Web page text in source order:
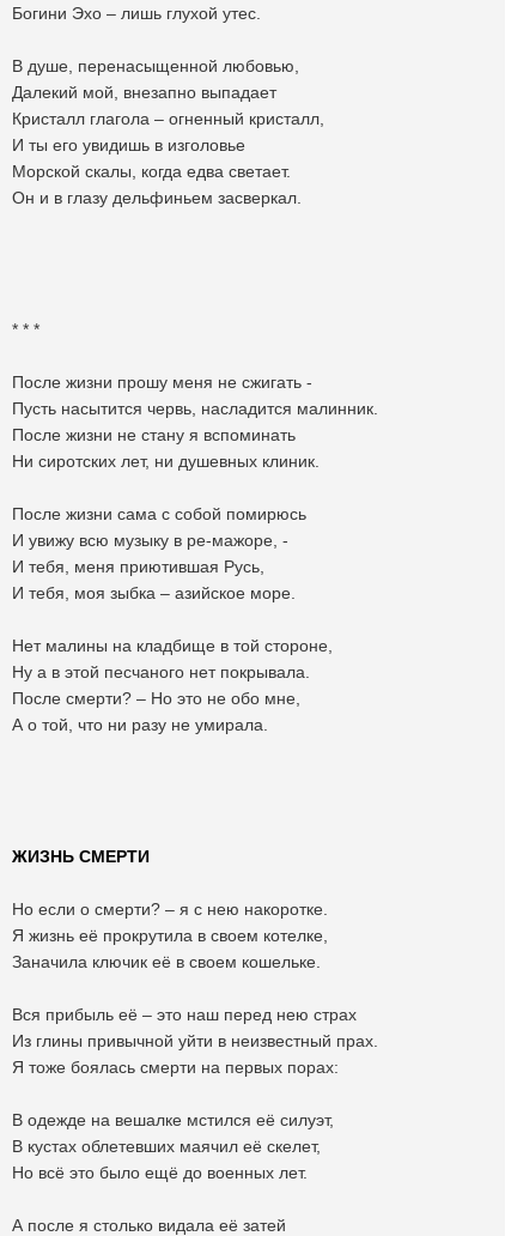
Богини Эхо – лишь глухой утес.
В душе, перенасыщенной любовью,
Далекий мой, внезапно выпадает
Кристалл глагола – огненный кристалл,
И ты его увидишь в изголовье
Морской скалы, когда едва светает.
Он и в глазу дельфиньем засверкал.
* * *
После жизни прошу меня не сжигать -
Пусть насытится червь, насладится малинник.
После жизни не стану я вспоминать
Ни сиротских лет, ни душевных клиник.
После жизни сама с собой помирюсь
И увижу всю музыку в ре-мажоре, -
И тебя, меня приютившая Русь,
И тебя, моя зыбка – азийское море.
Нет малины на кладбище в той стороне,
Ну а в этой песчаного нет покрывала.
После смерти? – Но это не обо мне,
А о той, что ни разу не умирала.
ЖИЗНЬ СМЕРТИ
Но если о смерти? – я с нею накоротке.
Я жизнь её прокрутила в своем котелке,
Заначила ключик её в своем кошельке.
Вся прибыль её – это наш перед нею страх
Из глины привычной уйти в неизвестный прах.
Я тоже боялась смерти на первых порах:
В одежде на вешалке мстился её силуэт,
В кустах облетевших маячил её скелет,
Но всё это было ещё до военных лет.
А после я столько видала её затей